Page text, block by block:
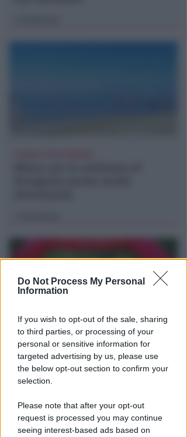
Do Not Process My Personal
Information
If you wish to opt-out of the sale, sharing
to third parties, or processing of your
personal or sensitive information for
targeted advertising by us, please use
the below opt-out section to confirm your
selection.
Please note that after your opt-out
request is processed you may continue
seeing interest-based ads based on
GOLDEN CLUB RIMINI
Marco Ercoli e Chiara Camporesi
vincono la 7ª Guarda Rimini